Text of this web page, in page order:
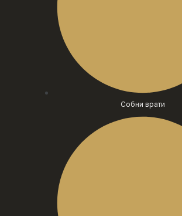
Собни врати